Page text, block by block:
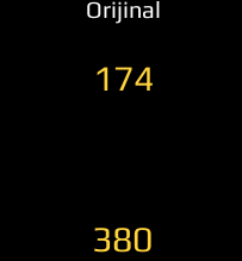
Orijinal
174
380